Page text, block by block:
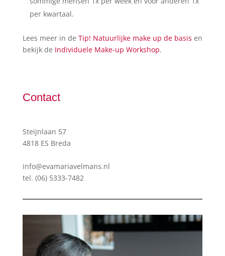
per kwartaal.
Lees meer in de Tip! Natuurlijke make up de basis en
bekijk de Individuele Make-up Workshop.
Contact
Steijnlaan 57
4818 ES Breda
info@evamariavelmans.nl
tel. (06) 5333-7482